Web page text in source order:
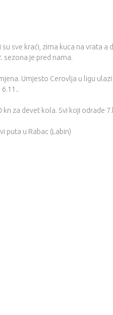
sve kraći, zima kuca na vrata a
sezona je pred nama.
Umjesto Cerovlja u ligu
za devet kola. Svi koji odrade
puta u Rabac (Labin)